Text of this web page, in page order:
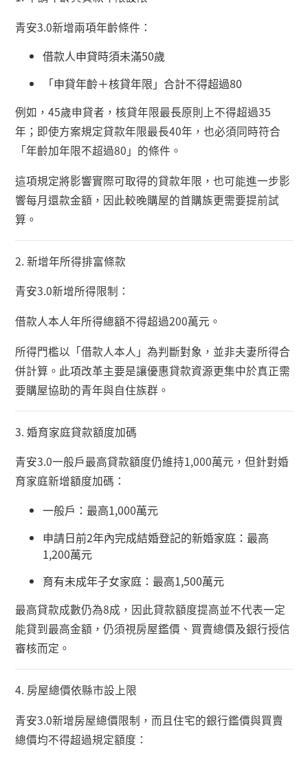
青安3.0新增兩項年齡條件：
借款人申貸時須未滿50歲
「申貸年齡＋核貸年限」合計不得超過80
例如，45歲申貸者，核貸年限最長原則上不得超過35
年；即使方案規定貸款年限最長40年，也必須同時符合
「年齡加年限不超過80 」的條件。
這項規定將影響實際可取得的貸款年限，也可能進一步影
響每月還款金額，因此較晚購屋的首購族更需要提前試
算。
2.新增年所得排富條款
青安3.0新增所得限制：
借款人本人年所得總額不得超過200萬元。
所得門檻以「借款人本人」為判斷對象，並非夫妻所得合
併計算。此項改革主要是讓優惠貸款資源更集中於真正需
要購屋協助的青年與自住族群。
3.婚育家庭貸款額度加碼
青安3.0一般戶最高貸款額度仍維持1,000萬元，但針對婚
育家庭新增額度加碼：
一般戶：最高1,000萬元
申請日前2年內完成結婚登記的新婚家庭：最高
1,200萬元
育有未成年子女家庭：最高1,500萬元
最高貸款成數仍為8成，因此貸款額度提高並不代表一定
能貸到最高金額，仍須視房屋鑑價、買賣總價及銀行授信
審核而定。
4. 房屋總價依縣市設上限
青安3.0新增房屋總價限制，而且住宅的銀行鑑價與買賣
總價均不得超過規定額度：